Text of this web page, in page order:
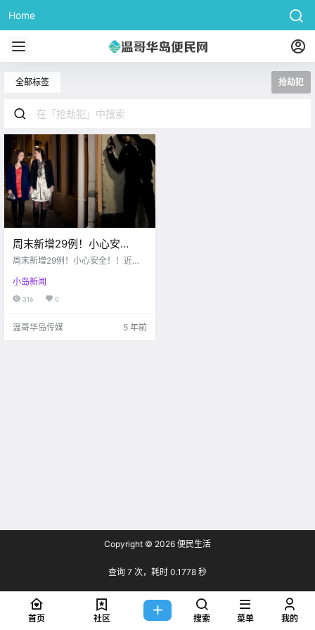
Home
全部标签 抢劫犯
周末新增29例！小心安
全！！近期岛上抢劫犯纵
周末新增29例！小心安全！！近期
令”！
小岛新闻
316 0
温哥华岛传媒 5 年前
Copyright © 2026 便民生活
查询 7 次，耗时 0.1778 秒
首页 社区 搜索 菜单 我的